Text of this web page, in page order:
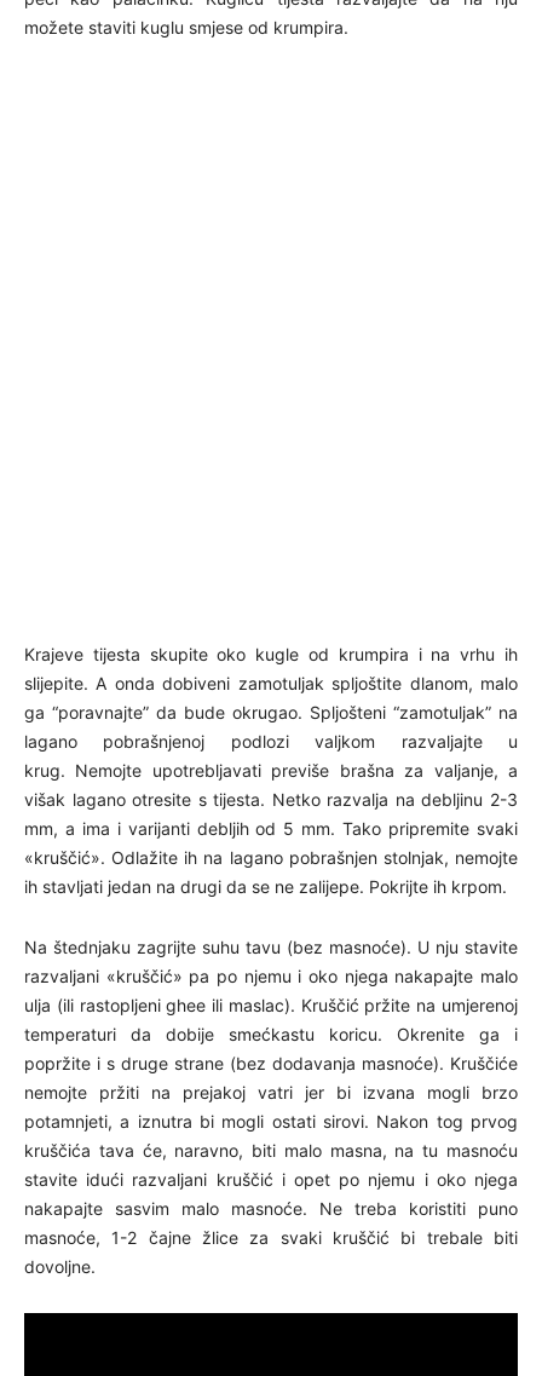
možete staviti kuglu smjese od krumpira.
Krajeve tijesta skupite oko kugle od krumpira i na vrhu ih
slijepite. A onda dobiveni zamotuljak spljoštite dlanom, malo
ga “poravnajte” da bude okrugao. Spljošteni “zamotuljak” na
lagano pobrašnjenoj podlozi valjkom razvaljajte u
krug. Nemojte upotrebljavati previše brašna za valjanje, a
višak lagano otresite s tijesta. Netko razvalja na debljinu 2-3
mm, a ima i varijanti debljih od 5 mm. Tako pripremite svaki
«kruščić». Odlažite ih na lagano pobrašnjen stolnjak, nemojte
ih stavljati jedan na drugi da se ne zalijepe. Pokrijte ih krpom.
Na štednjaku zagrijte suhu tavu (bez masnoće). U nju stavite
razvaljani «kruščić» pa po njemu i oko njega nakapajte malo
ulja (ili rastopljeni ghee ili maslac). Kruščić pržite na umjerenoj
temperaturi da dobije smećkastu koricu. Okrenite ga i
popržite i s druge strane (bez dodavanja masnoće). Kruščiće
nemojte pržiti na prejakoj vatri jer bi izvana mogli brzo
potamnjeti, a iznutra bi mogli ostati sirovi. Nakon tog prvog
kruščića tava će, naravno, biti malo masna, na tu masnoću
stavite idući razvaljani kruščić i opet po njemu i oko njega
nakapajte sasvim malo masnoće. Ne treba koristiti puno
masnoće, 1-2 čajne žlice za svaki kruščić bi trebale biti
dovoljne.